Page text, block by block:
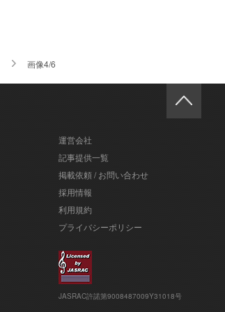
画像4/6
運営会社
記事提供一覧
掲載依頼 / お問い合わせ
採用情報
利用規約
プライバシーポリシー
JASRAC許諾第9008487009Y31018号